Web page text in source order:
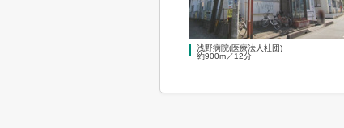
浅野病院(医療法人社団)
約900m／12分